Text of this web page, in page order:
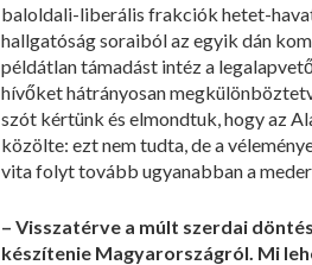
baloldali-liberális frakciók hetet-
hallgatóság soraiból az egyik dán
példátlan támadást intéz a
hívőket hátrányosan
szót kértünk és elmondtuk, hogy az
közölte: ezt nem tudta, de a
vita folyt tovább ugyanabban a
– Visszatérve a múlt szerdai
készítenie Magyarországról. Mi